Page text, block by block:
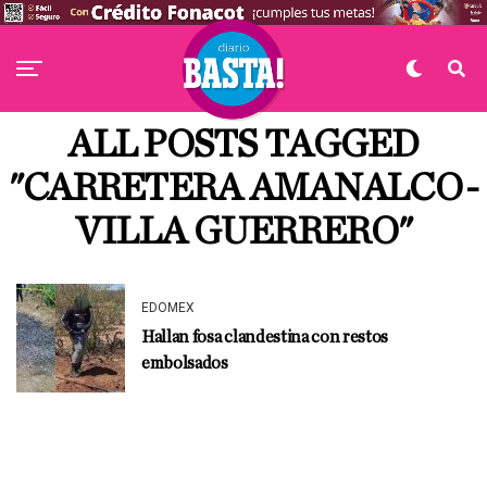
ALL POSTS TAGGED
"CARRETERA AMANALCO-
VILLA GUERRERO"
EDOMEX
Hallan fosa clandestina con restos
embolsados